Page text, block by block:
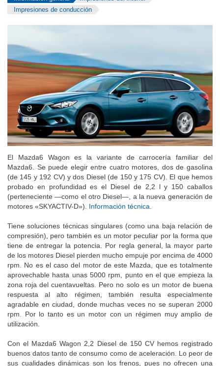
Información general
Impresiones del interior
El Mazda6 Wagon es la variante de carrocería familiar del
Mazda6. Se puede elegir entre cuatro motores, dos de gasolina
(de 145 y 192 CV) y dos Diesel (de 150 y 175 CV). El que hemos
probado en profundidad es el Diesel de 2,2 l y 150 caballos
(perteneciente —como el otro Diesel—, a la nueva generación de
Tiene soluciones técnicas singulares (como una baja relación de
compresión), pero también es un motor peculiar por la forma que
tiene de entregar la potencia. Por regla general, la mayor parte
de los motores Diesel pierden mucho empuje por encima de 4000
rpm. No es el caso del motor de este Mazda, que es totalmente
aprovechable hasta unas 5000 rpm, punto en el que empieza la
zona roja del cuentavueltas. Pero no solo es un motor de buena
respuesta al alto régimen, también resulta especialmente
agradable en ciudad, donde muchas veces no se superan 2000
rpm. Por lo tanto es un motor con un régimen muy amplio de
Con el Mazda6 Wagon 2,2 Diesel de 150 CV hemos registrado
buenos datos tanto de consumo como de aceleración. Lo peor de